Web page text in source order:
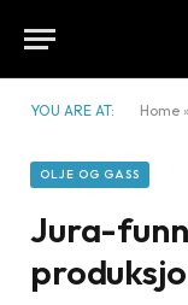
YOU ARE AT: Home »
OLJE OG GASS
Jura-